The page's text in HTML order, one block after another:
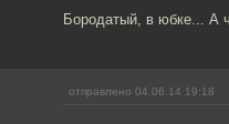
Бородатый, в юбке... А
отправлено 04.06.14 19:18